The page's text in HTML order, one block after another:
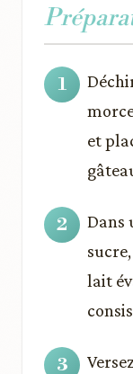
et
Dans
lait